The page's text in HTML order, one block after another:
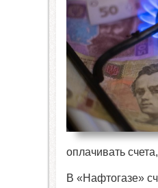
оплачивать
В «Нафтогазе»